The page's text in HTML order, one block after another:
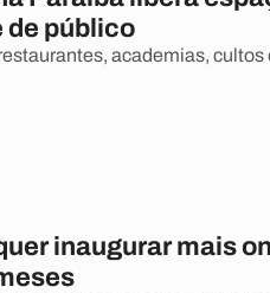
de público
academias, cultos
inaugurar mais